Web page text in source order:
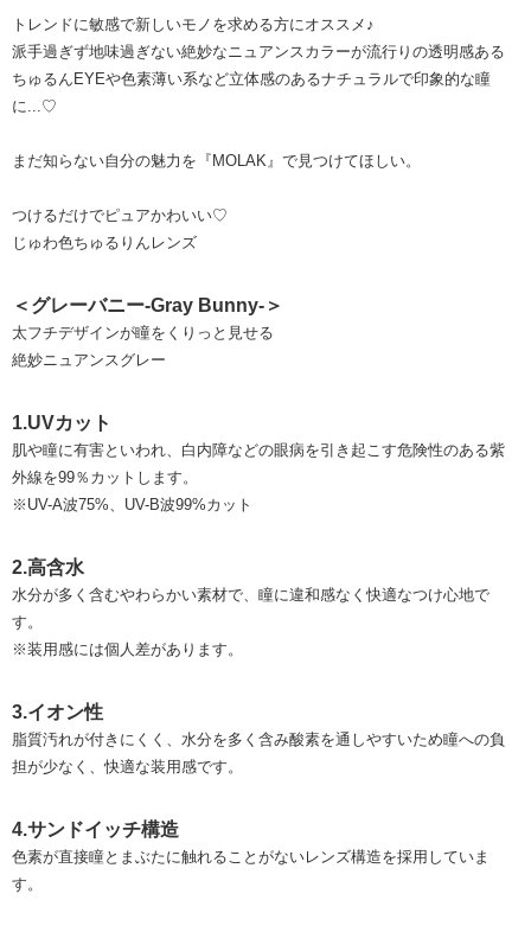
トレンドに敏感で新しいモノを求める方にオススメ♪
派手過ぎず地味過ぎない絶妙なニュアンスカラーが流行りの透明感ある
ちゅるんEYEや色素薄い系など立体感のあるナチュラルで印象的な瞳
に...♡
まだ知らない自分の魅力を『MOLAK』で見つけてほしい。
つけるだけでピュアかわいい♡
じゅわ色ちゅるりんレンズ
＜グレーバニー-Gray Bunny-＞
太フチデザインが瞳をくりっと見せる
絶妙ニュアンスグレー
1.UVカット
肌や瞳に有害といわれ、白内障などの眼病を引き起こす危険性のある紫
外線を99％カットします。
※UV-A波75%、UV-B波99%カット
2.高含水
水分が多く含むやわらかい素材で、瞳に違和感なく快適なつけ心地で
す。
※装用感には個人差があります。
3.イオン性
脂質汚れが付きにくく、⽔分を多く含み酸素を通しやすいため瞳への負
担が少なく、快適な装用感です。
4.サンドイッチ構造
色素が直接瞳とまぶたに触れることがないレンズ構造を採用していま
す。